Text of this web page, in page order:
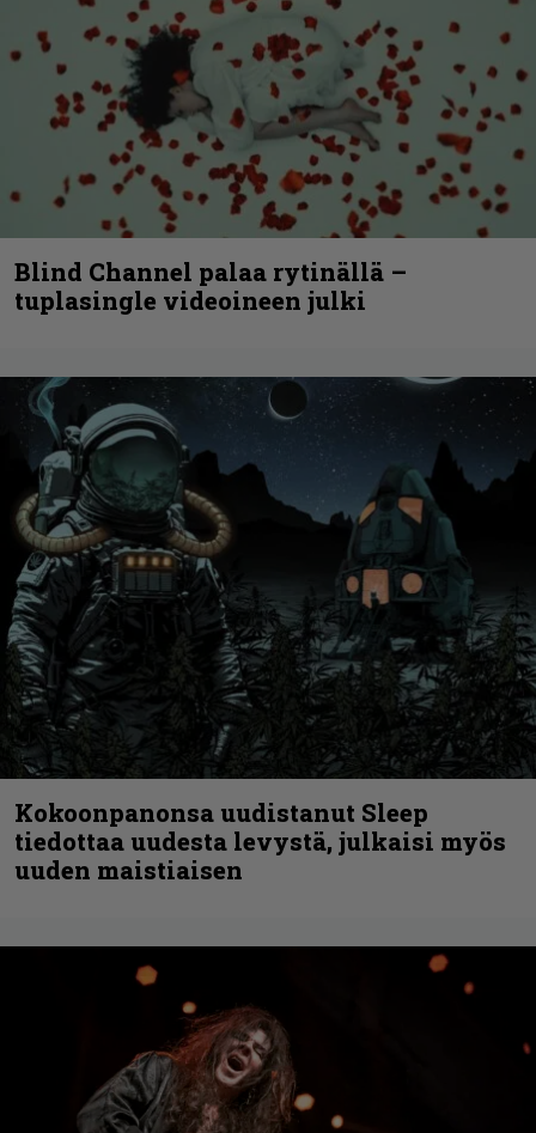
Blind Channel palaa rytinällä –
tuplasingle videoineen julki
Kokoonpanonsa uudistanut Sleep
tiedottaa uudesta levystä, julkaisi myös
uuden maistiaisen